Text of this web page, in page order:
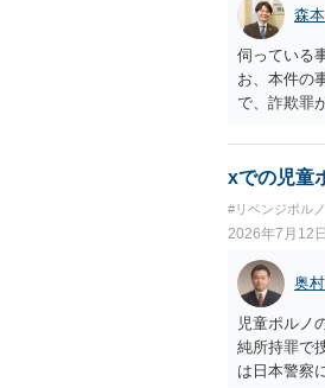
森
伺っている
お、本件の
で、詐欺罪
xでの児童
#リベンジポルノ
2026年7月12日
奥
児童ポルノ
純所持罪で
は日本警察